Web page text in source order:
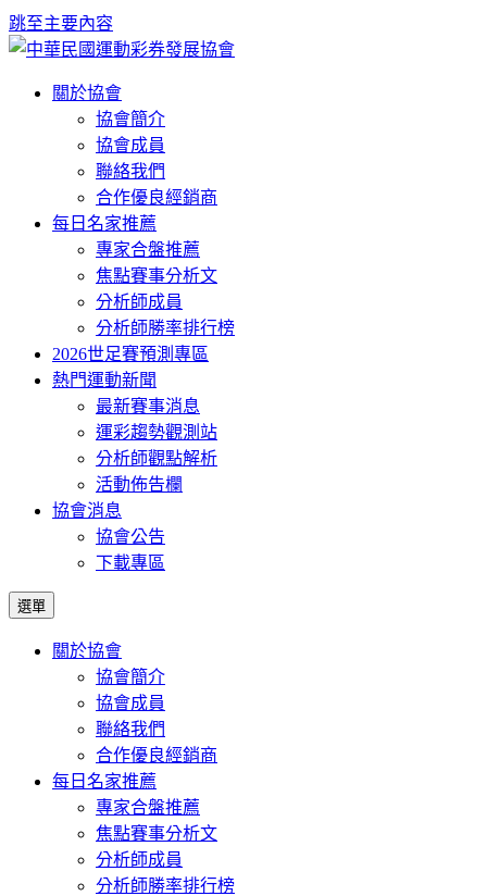
跳至主要內容
關於協會
協會簡介
協會成員
聯絡我們
合作優良經銷商
每日名家推薦
專家合盤推薦
焦點賽事分析文
分析師成員
分析師勝率排行榜
2026世足賽預測專區
熱門運動新聞
最新賽事消息
運彩趨勢觀測站
分析師觀點解析
活動佈告欄
協會消息
協會公告
下載專區
選單
關於協會
協會簡介
協會成員
聯絡我們
合作優良經銷商
每日名家推薦
專家合盤推薦
焦點賽事分析文
分析師成員
分析師勝率排行榜